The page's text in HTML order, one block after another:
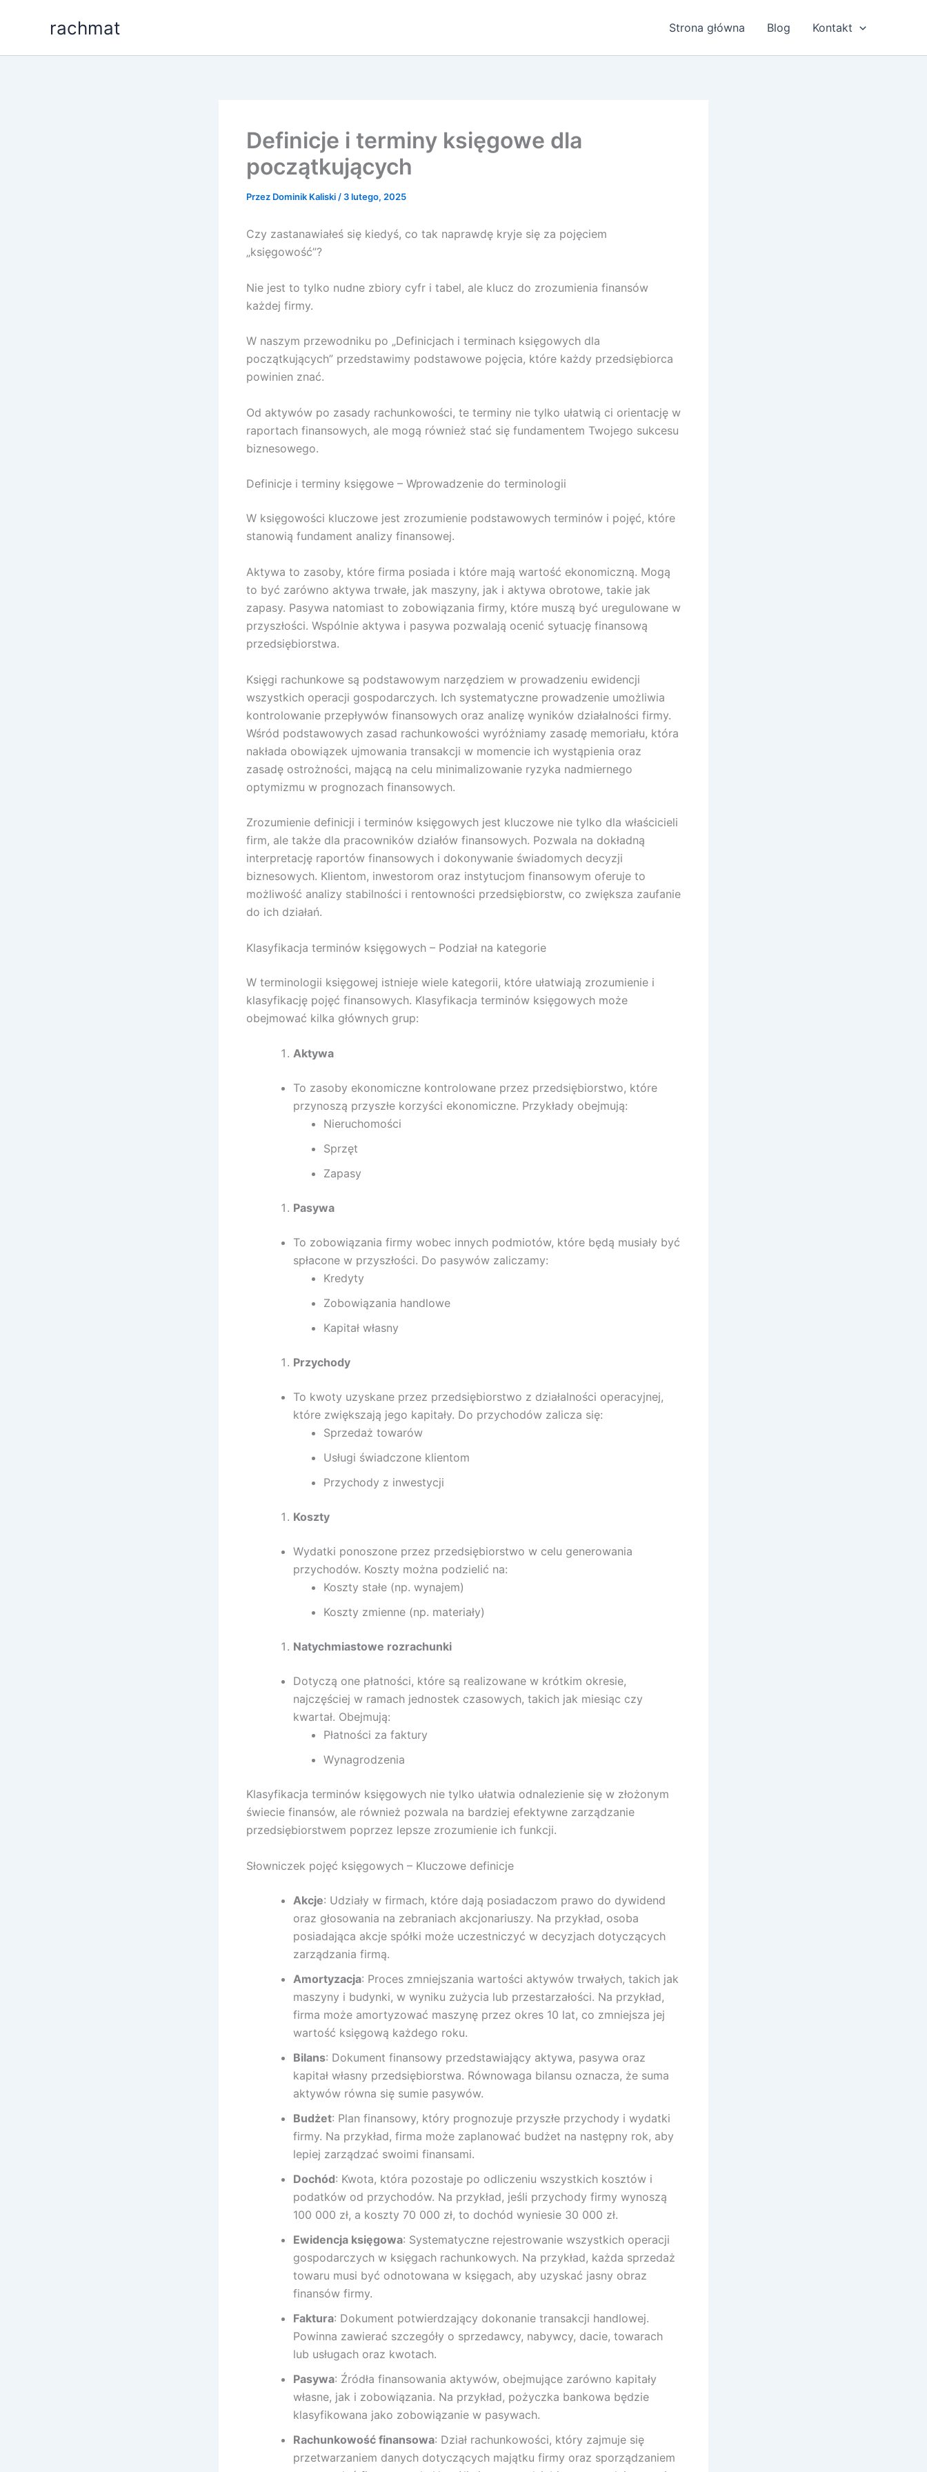
rachmat Strona główna Blog Kontakt
Definicje i terminy księgowe dla
początkujących
Przez Dominik Kaliski / 3 lutego, 2025
Czy zastanawiałeś się kiedyś, co tak naprawdę kryje się za pojęciem
„księgowość”?
Nie jest to tylko nudne zbiory cyfr i tabel, ale klucz do zrozumienia finansów
każdej firmy.
W naszym przewodniku po „Definicjach i terminach księgowych dla
początkujących” przedstawimy podstawowe pojęcia, które każdy przedsiębiorca
powinien znać.
Od aktywów po zasady rachunkowości, te terminy nie tylko ułatwią ci orientację w
raportach finansowych, ale mogą również stać się fundamentem Twojego sukcesu
biznesowego.
Definicje i terminy księgowe – Wprowadzenie do terminologii
W księgowości kluczowe jest zrozumienie podstawowych terminów i pojęć, które
stanowią fundament analizy finansowej.
Aktywa to zasoby, które firma posiada i które mają wartość ekonomiczną. Mogą
to być zarówno aktywa trwałe, jak maszyny, jak i aktywa obrotowe, takie jak
zapasy. Pasywa natomiast to zobowiązania firmy, które muszą być uregulowane w
przyszłości. Wspólnie aktywa i pasywa pozwalają ocenić sytuację finansową
przedsiębiorstwa.
Księgi rachunkowe są podstawowym narzędziem w prowadzeniu ewidencji
wszystkich operacji gospodarczych. Ich systematyczne prowadzenie umożliwia
kontrolowanie przepływów finansowych oraz analizę wyników działalności firmy.
Wśród podstawowych zasad rachunkowości wyróżniamy zasadę memoriału, która
nakłada obowiązek ujmowania transakcji w momencie ich wystąpienia oraz
zasadę ostrożności, mającą na celu minimalizowanie ryzyka nadmiernego
optymizmu w prognozach finansowych.
Zrozumienie definicji i terminów księgowych jest kluczowe nie tylko dla właścicieli
firm, ale także dla pracowników działów finansowych. Pozwala na dokładną
interpretację raportów finansowych i dokonywanie świadomych decyzji
biznesowych. Klientom, inwestorom oraz instytucjom finansowym oferuje to
możliwość analizy stabilności i rentowności przedsiębiorstw, co zwiększa zaufanie
do ich działań.
Klasyfikacja terminów księgowych – Podział na kategorie
W terminologii księgowej istnieje wiele kategorii, które ułatwiają zrozumienie i
klasyfikację pojęć finansowych. Klasyfikacja terminów księgowych może
obejmować kilka głównych grup:
Aktywa
To zasoby ekonomiczne kontrolowane przez przedsiębiorstwo, które
przynoszą przyszłe korzyści ekonomiczne. Przykłady obejmują:
Nieruchomości
Sprzęt
Zapasy
Pasywa
To zobowiązania firmy wobec innych podmiotów, które będą musiały być
spłacone w przyszłości. Do pasywów zaliczamy:
Kredyty
Zobowiązania handlowe
Kapitał własny
Przychody
To kwoty uzyskane przez przedsiębiorstwo z działalności operacyjnej,
które zwiększają jego kapitały. Do przychodów zalicza się:
Sprzedaż towarów
Usługi świadczone klientom
Przychody z inwestycji
Koszty
Wydatki ponoszone przez przedsiębiorstwo w celu generowania
przychodów. Koszty można podzielić na:
Koszty stałe (np. wynajem)
Koszty zmienne (np. materiały)
Natychmiastowe rozrachunki
Dotyczą one płatności, które są realizowane w krótkim okresie,
najczęściej w ramach jednostek czasowych, takich jak miesiąc czy
kwartał. Obejmują:
Płatności za faktury
Wynagrodzenia
Klasyfikacja terminów księgowych nie tylko ułatwia odnalezienie się w złożonym
świecie finansów, ale również pozwala na bardziej efektywne zarządzanie
przedsiębiorstwem poprzez lepsze zrozumienie ich funkcji.
Słowniczek pojęć księgowych – Kluczowe definicje
Akcje: Udziały w firmach, które dają posiadaczom prawo do dywidend
oraz głosowania na zebraniach akcjonariuszy. Na przykład, osoba
posiadająca akcje spółki może uczestniczyć w decyzjach dotyczących
zarządzania firmą.
Amortyzacja: Proces zmniejszania wartości aktywów trwałych, takich jak
maszyny i budynki, w wyniku zużycia lub przestarzałości. Na przykład,
firma może amortyzować maszynę przez okres 10 lat, co zmniejsza jej
wartość księgową każdego roku.
Bilans: Dokument finansowy przedstawiający aktywa, pasywa oraz
kapitał własny przedsiębiorstwa. Równowaga bilansu oznacza, że suma
aktywów równa się sumie pasywów.
Budżet: Plan finansowy, który prognozuje przyszłe przychody i wydatki
firmy. Na przykład, firma może zaplanować budżet na następny rok, aby
lepiej zarządzać swoimi finansami.
Dochód: Kwota, która pozostaje po odliczeniu wszystkich kosztów i
podatków od przychodów. Na przykład, jeśli przychody firmy wynoszą
100 000 zł, a koszty 70 000 zł, to dochód wyniesie 30 000 zł.
Ewidencja księgowa: Systematyczne rejestrowanie wszystkich operacji
gospodarczych w księgach rachunkowych. Na przykład, każda sprzedaż
towaru musi być odnotowana w księgach, aby uzyskać jasny obraz
finansów firmy.
Faktura: Dokument potwierdzający dokonanie transakcji handlowej.
Powinna zawierać szczegóły o sprzedawcy, nabywcy, dacie, towarach
lub usługach oraz kwotach.
Pasywa: Źródła finansowania aktywów, obejmujące zarówno kapitały
własne, jak i zobowiązania. Na przykład, pożyczka bankowa będzie
klasyfikowana jako zobowiązanie w pasywach.
Rachunkowość finansowa: Dział rachunkowości, który zajmuje się
przetwarzaniem danych dotyczących majątku firmy oraz sporządzaniem